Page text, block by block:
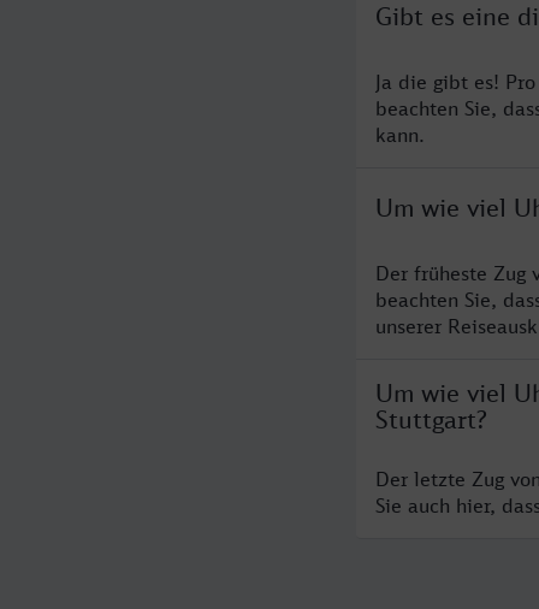
Gibt es eine
Ja die gibt es!
beachten Sie,
kann.
Um wie viel
Der früheste Zug
beachten Sie,
unserer
Um wie viel
Stuttgart?
Der letzte Zug
Sie auch hier,